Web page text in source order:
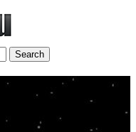
Search